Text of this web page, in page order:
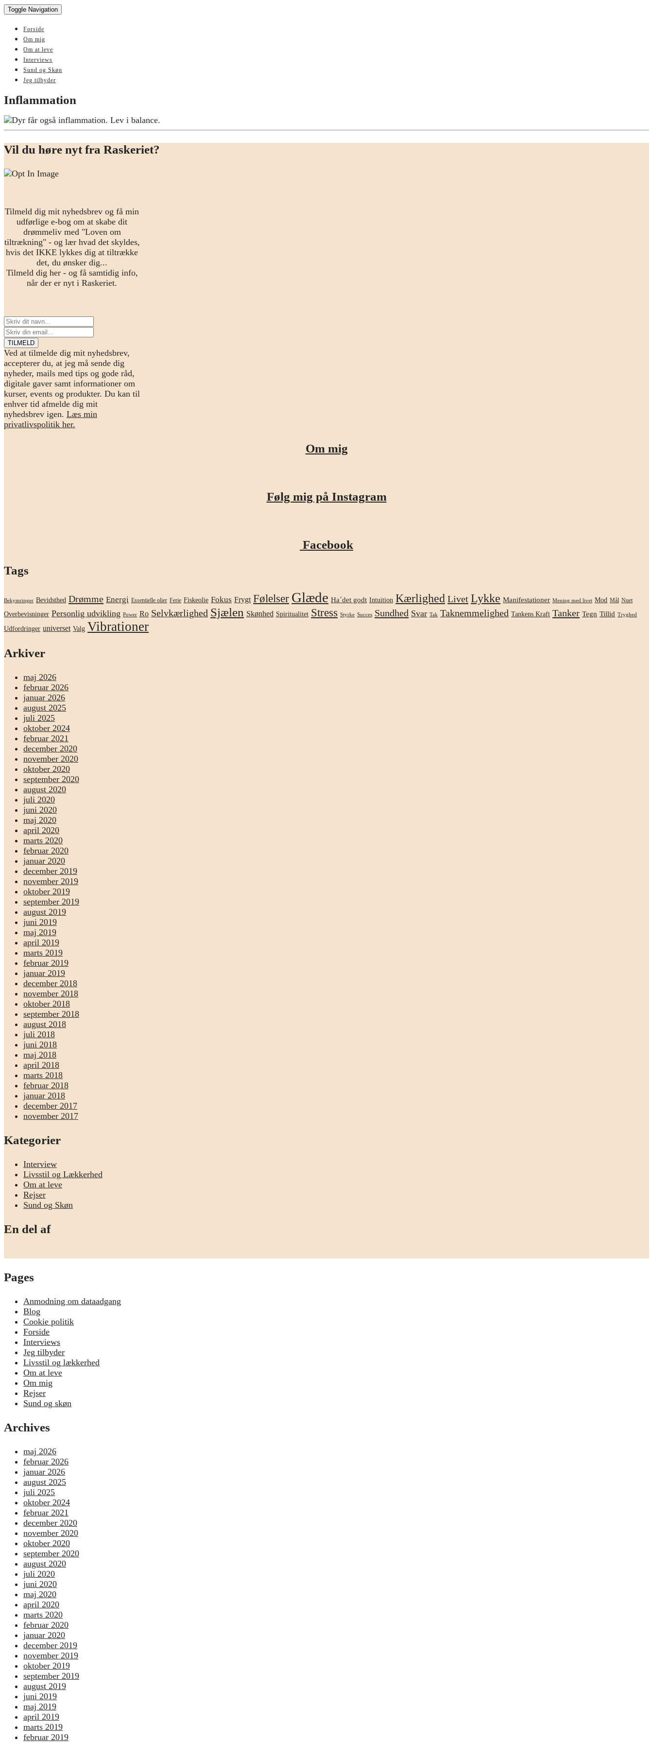
Toggle Navigation
Forside
Om mig
Om at leve
Interviews
Sund og Skøn
Jeg tilbyder
Inflammation
Vil du høre nyt fra Raskeriet?
Tilmeld dig mit nyhedsbrev og få min
udførlige e-bog om at skabe dit
drømmeliv med "Loven om
tiltrækning" - og lær hvad det skyldes,
hvis det IKKE lykkes dig at tiltrække
det, du ønsker dig...
Tilmeld dig her - og få samtidig info,
når der er nyt i Raskeriet.
Ved at tilmelde dig mit nyhedsbrev,
accepterer du, at jeg må sende dig
nyheder, mails med tips og gode råd,
digitale gaver samt informationer om
kurser, events og produkter. Du kan til
enhver tid afmelde dig mit
nyhedsbrev igen. Læs min
privatlivspolitik her.
Om mig
Følg mig på Instagram
Facebook
Tags
Bekymringer Bevidsthed Drømme Energi Essentielle olier Ferie Fiskeolie Fokus Frygt Følelser Glæde Ha´det godt Intuition Kærlighed Livet Lykke Manifestationer Mening med livet Mod Mål Nuet
Overbevisninger Personlig udvikling Power Ro Selvkærlighed Sjælen Skønhed Spiritualitet Stress Styrke Succes Sundhed Svar Tak Taknemmelighed Tankens Kraft Tanker Tegn Tillid Tryghed
Udfordringer universet Valg Vibrationer
Arkiver
maj 2026
februar 2026
januar 2026
august 2025
juli 2025
oktober 2024
februar 2021
december 2020
november 2020
oktober 2020
september 2020
august 2020
juli 2020
juni 2020
maj 2020
april 2020
marts 2020
februar 2020
januar 2020
december 2019
november 2019
oktober 2019
september 2019
august 2019
juni 2019
maj 2019
april 2019
marts 2019
februar 2019
januar 2019
december 2018
november 2018
oktober 2018
september 2018
august 2018
juli 2018
juni 2018
maj 2018
april 2018
marts 2018
februar 2018
januar 2018
december 2017
november 2017
Kategorier
Interview
Livsstil og Lækkerhed
Om at leve
Rejser
Sund og Skøn
En del af
Pages
Anmodning om dataadgang
Blog
Cookie politik
Forside
Interviews
Jeg tilbyder
Livsstil og lækkerhed
Om at leve
Om mig
Rejser
Sund og skøn
Archives
maj 2026
februar 2026
januar 2026
august 2025
juli 2025
oktober 2024
februar 2021
december 2020
november 2020
oktober 2020
september 2020
august 2020
juli 2020
juni 2020
maj 2020
april 2020
marts 2020
februar 2020
januar 2020
december 2019
november 2019
oktober 2019
september 2019
august 2019
juni 2019
maj 2019
april 2019
marts 2019
februar 2019